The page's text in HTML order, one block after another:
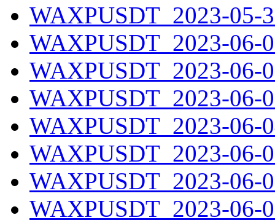
WAXPUSDT_2023-05-
WAXPUSDT_2023-06-
WAXPUSDT_2023-06-
WAXPUSDT_2023-06-
WAXPUSDT_2023-06-
WAXPUSDT_2023-06-
WAXPUSDT_2023-06-
WAXPUSDT_2023-06-